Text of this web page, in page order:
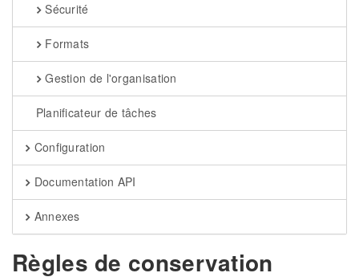
Sécurité
Formats
Gestion de l'organisation
Planificateur de tâches
Configuration
Documentation API
Annexes
Règles de conservation